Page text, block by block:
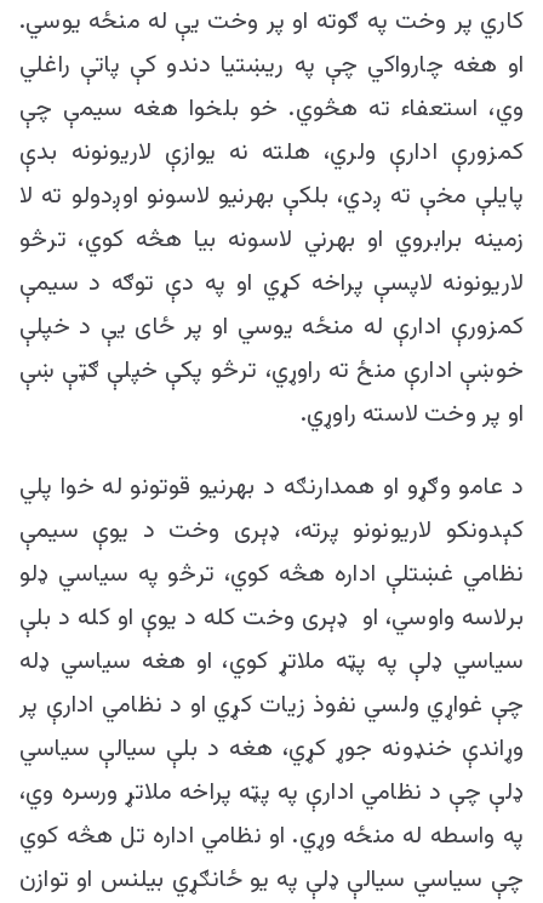
کاري پر وخت په ګوته او پر وخت یې له منځه یوسي.
او هغه چارواکي چې په ریښتیا دندو کې پاتې راغلي
وي، استعفاء ته هڅوي. خو بلخوا هغه سیمې چې
کمزورې ادارې ولري، هلته نه یوازې لاریونونه بدې
پایلې مخې ته ږدي، بلکې بهرنیو لاسونو اوږدولو ته لا
زمینه برابروي او بهرني لاسونه بیا هڅه کوي، ترڅو
لاریونونه لاپسې پراخه کړي او په دې توګه د سیمې
کمزورې ادارې له منځه یوسي او پر ځای یې د خپلې
خوښې ادارې منځ ته راوړي، ترڅو پکې خپلې ګټې ښې
او پر وخت لاسته راوړي.
د عامو وګړو او همدارنګه د بهرنیو قوتونو له خوا پلي
کېدونکو لاریونونو پرته، ډېری وخت د یوې سیمې
نظامي غښتلې اداره هڅه کوي، ترڅو په سیاسي ډلو
برلاسه واوسي، او ډېری وخت کله د یوې او کله د بلې
سیاسي ډلې په پټه ملاتړ کوي، او هغه سیاسي ډله
چې غواړي ولسي نفوذ زیات کړي او د نظامي ادارې پر
وړاندې خنډونه جوړ کړي، هغه د بلې سیالې سیاسي
ډلې چې د نظامي ادارې په پټه پراخه ملاتړ ورسره وي،
په واسطه له منځه وړي. او نظامي اداره تل هڅه کوي
چې سیاسي سیالې ډلې په یو ځانګړي بیلنس او توازن